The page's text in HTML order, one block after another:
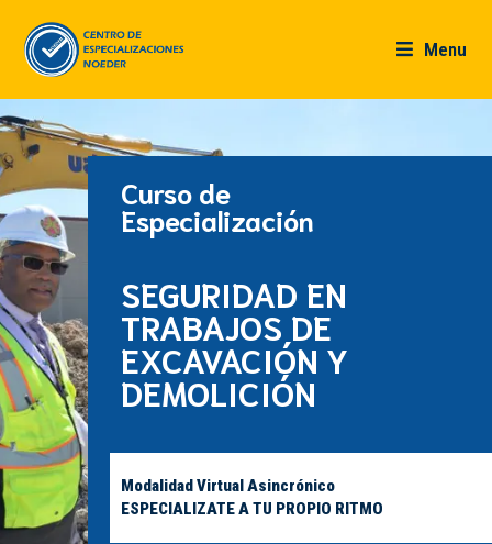
Menu
Curso de
Especialización
SEGURIDAD EN
TRABAJOS DE
EXCAVACIÓN Y
DEMOLICIÓN
Modalidad Virtual Asincrónico
ESPECIALIZATE A TU PROPIO RITMO